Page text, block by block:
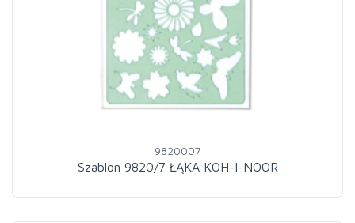
9820007
Szablon 9820/7 ŁĄKA KOH-I-NOOR